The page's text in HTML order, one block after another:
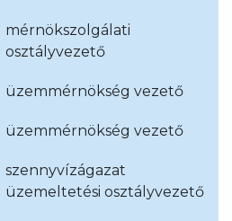
mérnökszolgálati
osztályvezető
üzemmérnökség vezető
üzemmérnökség vezető
szennyvízágazat
üzemeltetési osztályvezető